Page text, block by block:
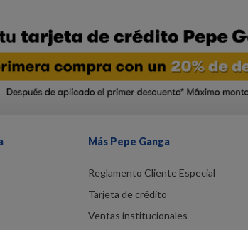
Más Pepe Ganga
Reglamento Cliente Especial
Tarjeta de crédito
Ventas institucionales